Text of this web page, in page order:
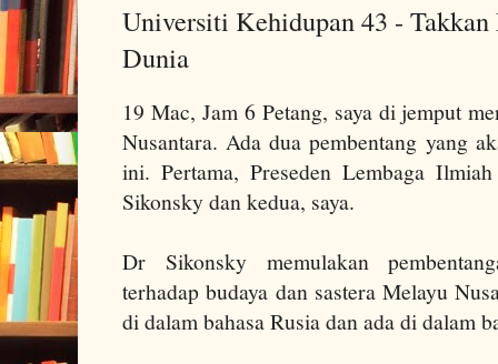
Universiti Kehidupan 43 -
Dunia
19 Mac, Jam 6 Petang, saya di jemput
Nusantara. Ada dua pembentang yang
ini. Pertama, Preseden Lembaga
Sikonsky dan kedua, saya.
Dr Sikonsky memulakan
terhadap budaya dan sastera Melayu
di dalam bahasa Rusia dan ada di dalam